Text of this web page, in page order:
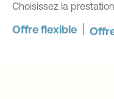
Choisissez la
Offre flexible